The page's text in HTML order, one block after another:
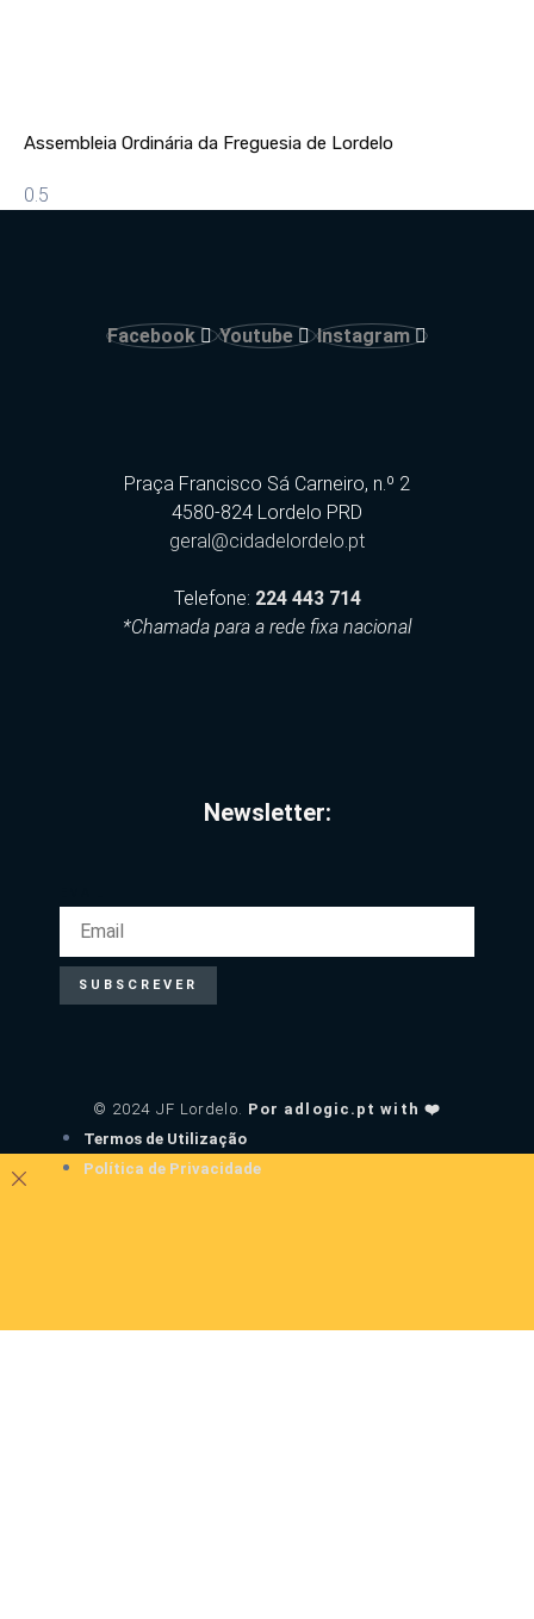
Assembleia Ordinária da Freguesia de Lordelo
Facebook Youtube Instagram
Praça Francisco Sá Carneiro, n.º 2
4580-824 Lordelo PRD
geral@cidadelordelo.pt
Telefone: 224 443 714
*Chamada para a rede fixa nacional
Newsletter:
SUBSCREVER
© 2024 JF Lordelo. Por adlogic.pt with ❤️
Termos de Utilização
Política de Privacidade